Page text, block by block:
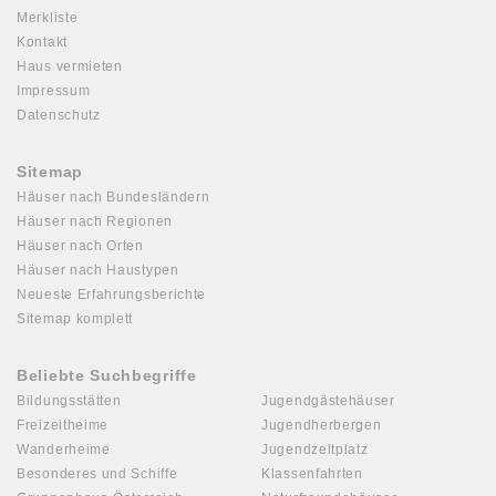
Merkliste
Kontakt
Haus vermieten
Impressum
Datenschutz
Sitemap
Häuser nach Bundesländern
Häuser nach Regionen
Häuser nach Orten
Häuser nach Haustypen
Neueste Erfahrungsberichte
Sitemap komplett
Beliebte Suchbegriffe
Bildungsstätten
Freizeitheime
Wanderheime
Besonderes und Schiffe
Jugendgästehäuser
Jugendherbergen
Jugendzeltplatz
Klassenfahrten